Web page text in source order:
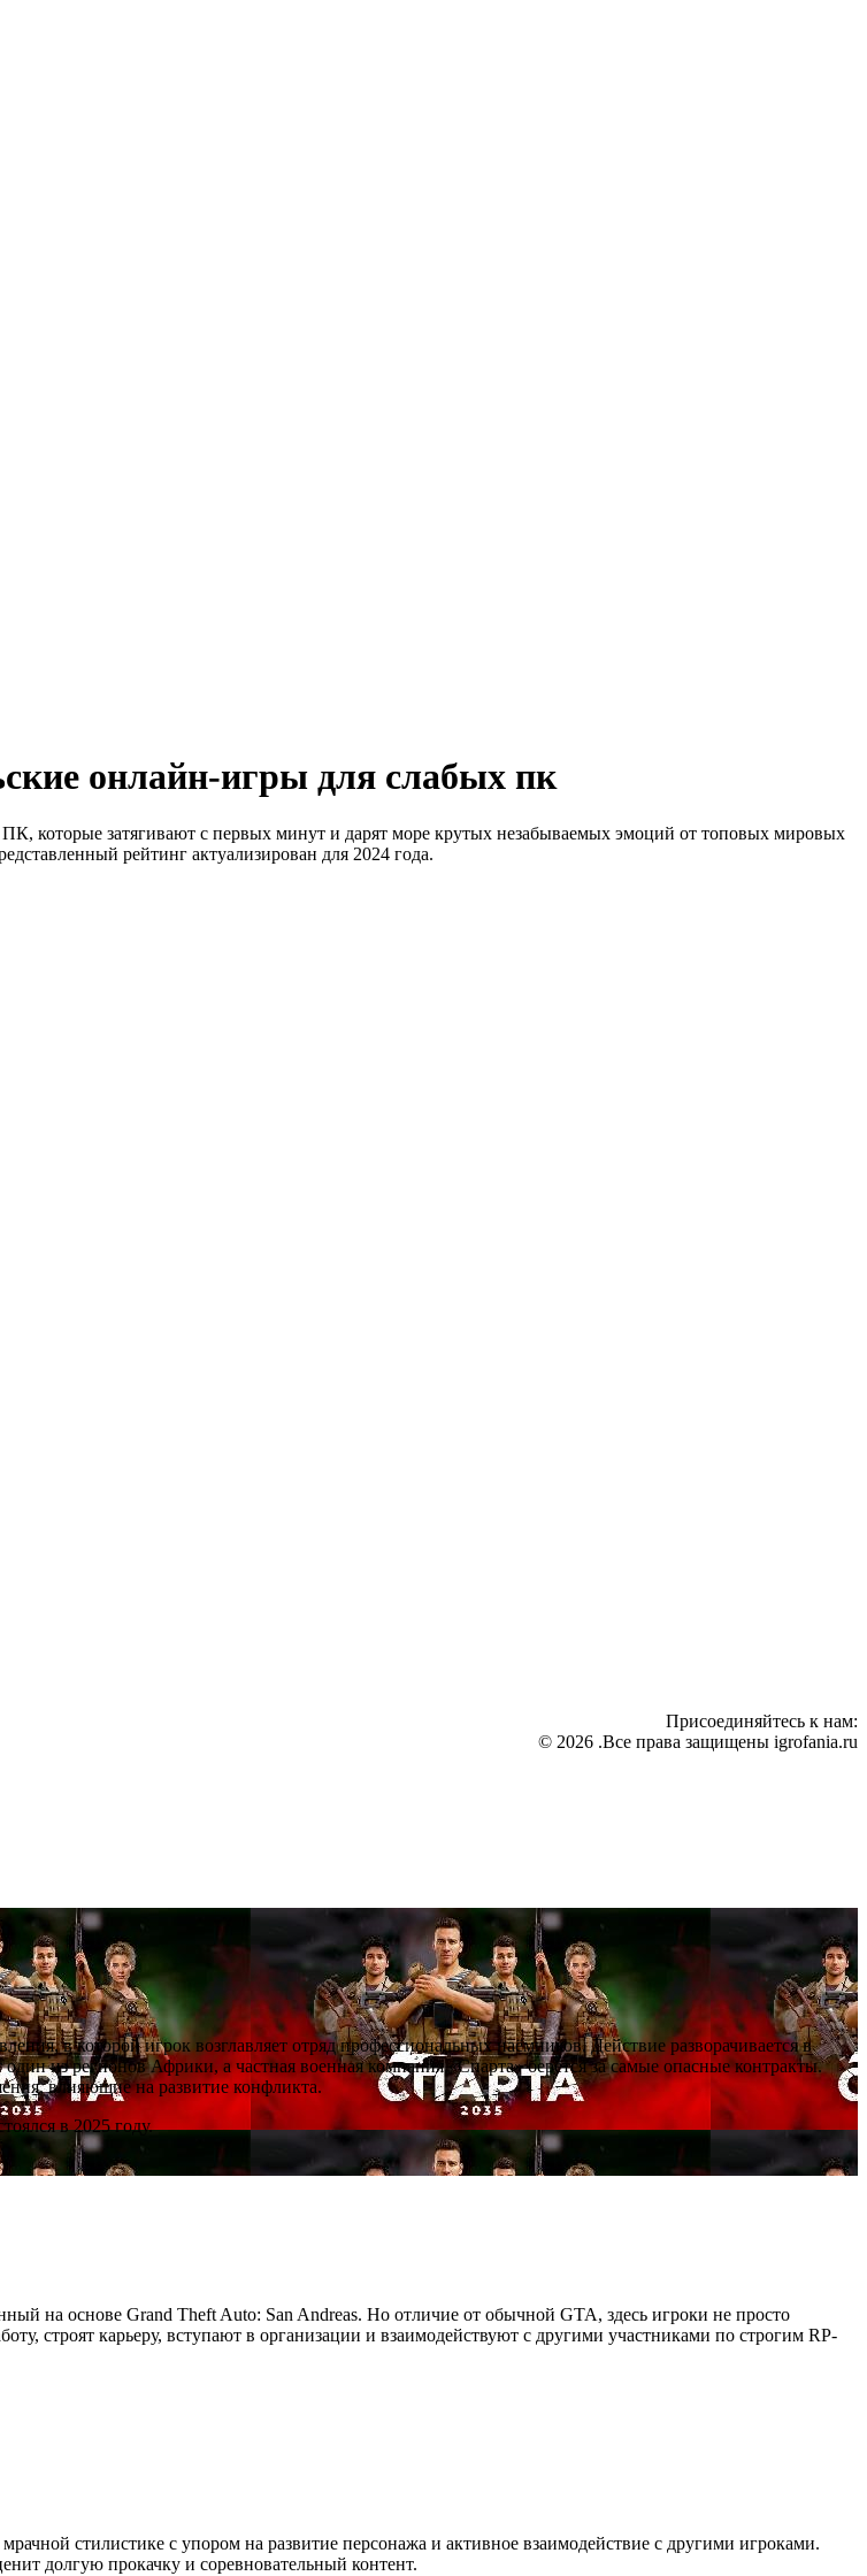
онлайн-игры для слабых пк
которые затягивают с первых минут и дарят море крутых незабываемых эмоций от топовых мировых
рейтинг актуализирован для 2024 года.
Присоединяйтесь к нам:
© 2026 .Все права защищены igrofania.ru
в которой игрок возглавляет отряд профессиональных наёмников. Действие разворачивается в
из регионов Африки, а частная военная компания «Спарта» берётся за самые опасные контракты.
влияющие на развитие конфликта.
в 2025 году.
на основе Grand Theft Auto: San Andreas. Но отличие от обычной GTA, здесь игроки не просто
строят карьеру, вступают в организации и взаимодействуют с другими участниками по строгим RP-
стилистике с упором на развитие персонажа и активное взаимодействие с другими игроками.
долгую прокачку и соревновательный контент.